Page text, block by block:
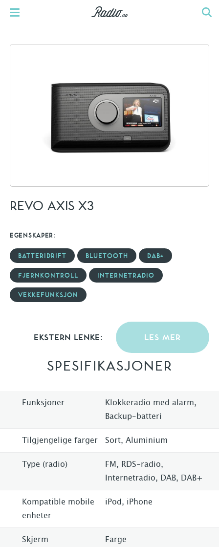
REVO AXIS X3
EGENSKAPER:
BATTERIDRIFT BLUETOOTH DAB+
FJERNKONTROLL INTERNETRADIO
VEKKEFUNKSJON
EKSTERN LENKE: LES MER
SPESIFIKASJONER
Funksjoner
Klokkeradio med alarm,
Backup-batteri
Tilgjengelige farger Sort, Aluminium
Type (radio)
FM, RDS-radio,
Internetradio, DAB, DAB+
Kompatible mobile
enheter
iPod, iPhone
Skjerm Farge